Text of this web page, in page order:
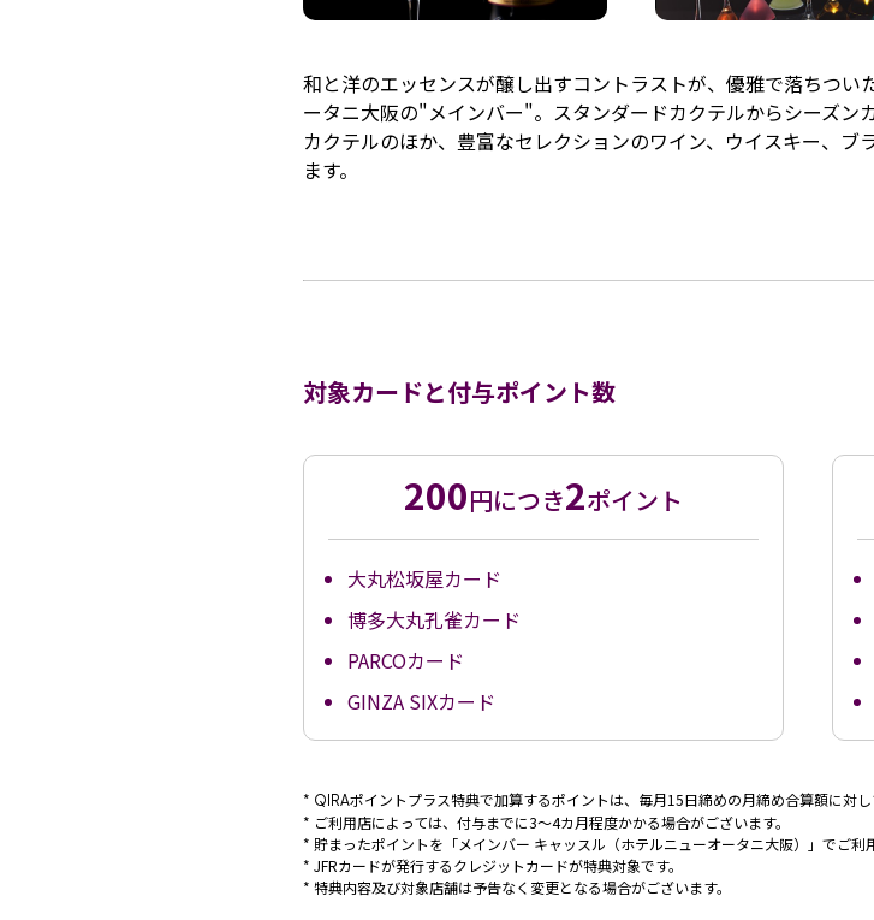
和と洋のエッセンスが醸し出すコントラストが、優雅で落ちつ
ータニ大阪の"メインバー"。スタンダードカクテルからシーズン
カクテルのほか、豊富なセレクションのワイン、ウイスキー、
ます。
対象カードと付与ポイント数
200円につき2ポイント
大丸松坂屋カード
博多大丸孔雀カード
PARCOカード
GINZA SIXカード
QIRAポイントプラス特典で加算するポイントは、毎月15日締めの月締め合算額に対し
ご利用店によっては、付与までに3～4カ月程度かかる場合がございます。
貯まったポイントを「メインバー キャッスル（ホテルニューオータニ大阪）」でご利
JFRカードが発行するクレジットカードが特典対象です。
特典内容及び対象店舗は予告なく変更となる場合がございます。